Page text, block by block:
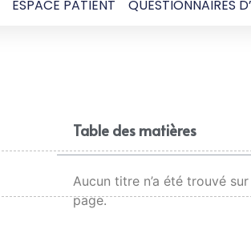
ESPACE PATIENT QUESTIONNAIRES
Table des matières
Aucun titre n’a été trouvé
page.